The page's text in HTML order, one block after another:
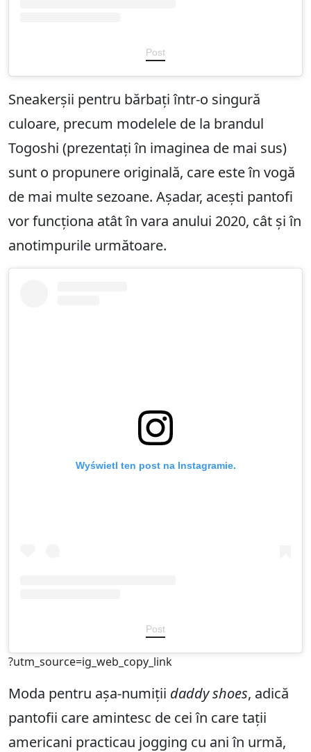
Post
Sneakerșii pentru bărbați într-o singură
culoare, precum modelele de la brandul
Togoshi (prezentați în imaginea de mai sus)
sunt o propunere originală, care este în vogă
de mai multe sezoane. Așadar, acești pantofi
vor funcționa atât în vara anului 2020, cât și în
anotimpurile următoare.
Wyświetl ten post na Instagramie.
Post
?utm_source=ig_web_copy_link
Moda pentru așa-numiții daddy shoes, adică
pantofii care amintesc de cei în care tații
americani practicau jogging cu ani în urmă,